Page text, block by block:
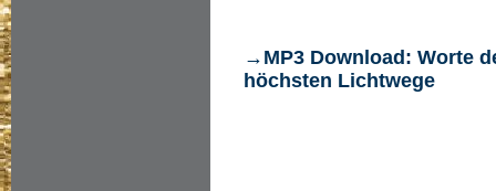
→MP3 Download: Worte
höchsten Lichtwege